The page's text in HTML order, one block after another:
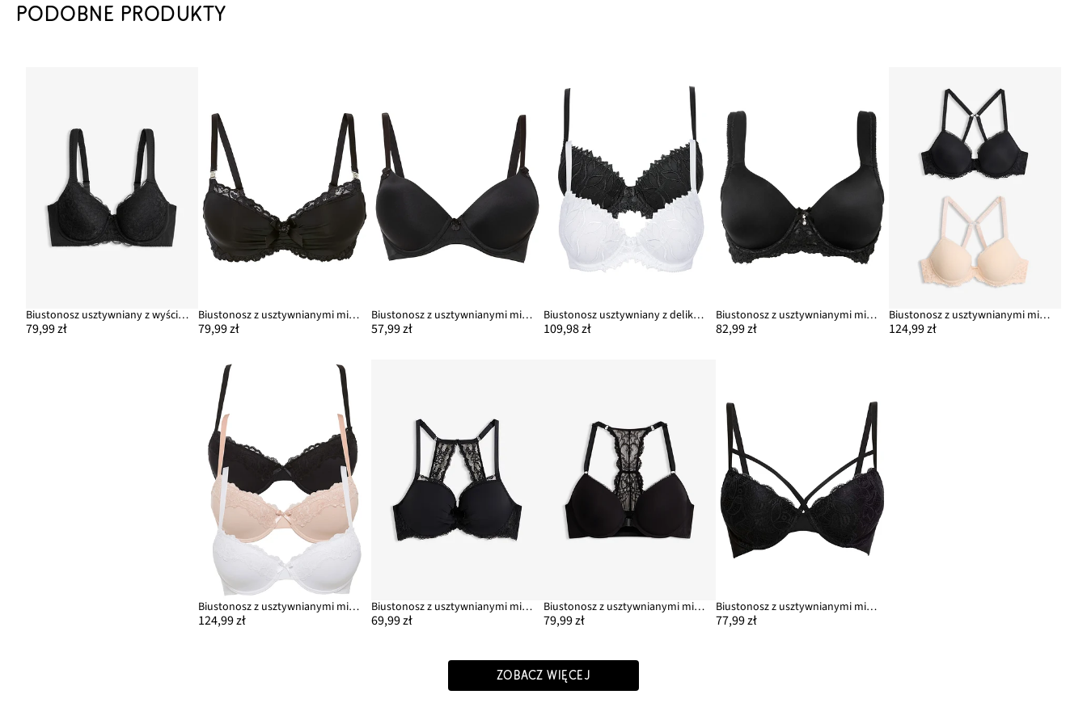
PODOBNE PRODUKTY
Biustonosz usztywniany z wyściełanymi ramiączkami
79,99 zł
Biustonosz z usztywnianymi miseczkami z poliamidu z recyklingu
79,99 zł
Biustonosz z usztywnianymi miseczkami na fiszbinach
57,99 zł
Biustonosz usztywniany z delikatnym haftem (2 szt.)
109,98 zł
Biustonosz z usztywnianymi miseczkami i wyściełanymi ramiączkami
82,99 zł
Biustonosz z usztywnianymi miseczkami, z delikatną koronką (2 szt.)
124,99 zł
Biustonosz z usztywnianymi miseczkami z poliamidu z recyklingu (3 szt.)
124,99 zł
Biustonosz z usztywnianymi miseczkami z koronkowym tyłem typu bokserka
69,99 zł
Biustonosz z usztywnianymi miseczkami z zapięciem z przodu, z miękkiego modalu
79,99 zł
Biustonosz z usztywnianymi miseczkami z delikatną koronką
77,99 zł
ZOBACZ WIĘCEJ